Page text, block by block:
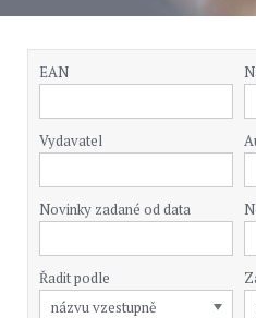
EAN
Vydavatel
Novinky zadané od data
Řadit podle